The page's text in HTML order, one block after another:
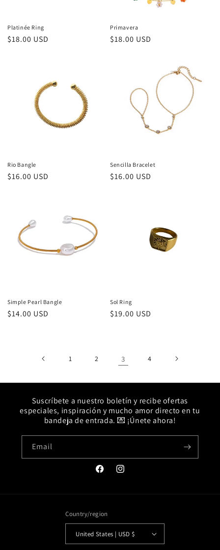
Platinée Ring
Regular
$18.00 USD
Primavera
Regular
$18.00 USD
Rio Bangle
Regular
$16.00 USD
Sencilla Bracelet
Regular
$16.00 USD
Simple Pearl Bangle
Regular
$14.00 USD
Sol Ring
Regular
$19.00 USD
1 2 3 4
Suscríbete a nuestro boletín y recibe ofertas
especiales, inspiración y mucho amor directo en tu
bandeja de entrada. 💌 ¡Únete ahora!
Email
FacebookInstagram
Country/region
United States | USD $